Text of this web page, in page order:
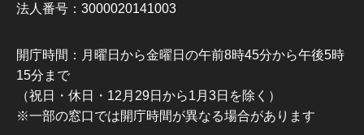
法人番号：3000020141003
開庁時間：月曜日から金曜日の午前8時45分から午後5時
15分まで
（祝日・休日・12月29日から1月3日を除く）
※一部の窓口では開庁時間が異なる場合があります